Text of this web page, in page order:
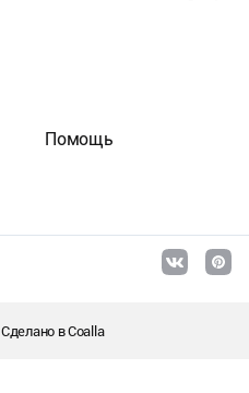
Помощь
Сделано вCoalla